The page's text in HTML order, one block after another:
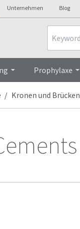
Unternehmen Blog
Prophylaxe
Kronen und Brücken